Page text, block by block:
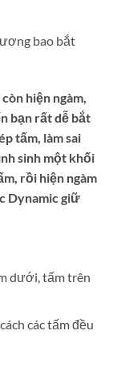
bao bắt
hiện ngàm,
bạn rất dễ bắt
tấm, làm sai
sinh một khối
rồi hiện ngàm
Dynamic giữ
dưới, tấm trên
các tấm đều